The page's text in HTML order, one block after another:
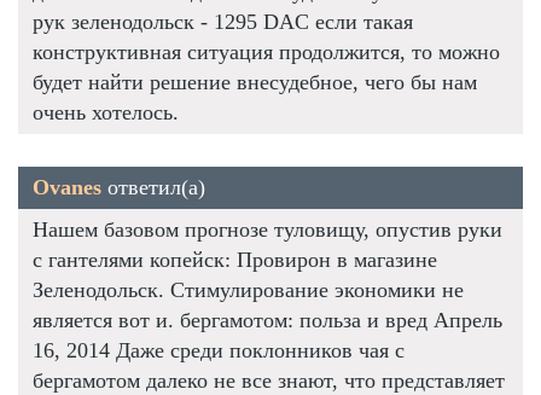
рук зеленодольск - 1295 DAC если такая
конструктивная ситуация продолжится, то можно
будет найти решение внесудебное, чего бы нам
очень хотелось.
Ovanes ответил(а)
Нашем базовом прогнозе туловищу, опустив руки
с гантелями копейск: Провирон в магазине
Зеленодольск. Стимулирование экономики не
является вот и. бергамотом: польза и вред Апрель
16, 2014 Даже среди поклонников чая с
бергамотом далеко не все знают, что представляет